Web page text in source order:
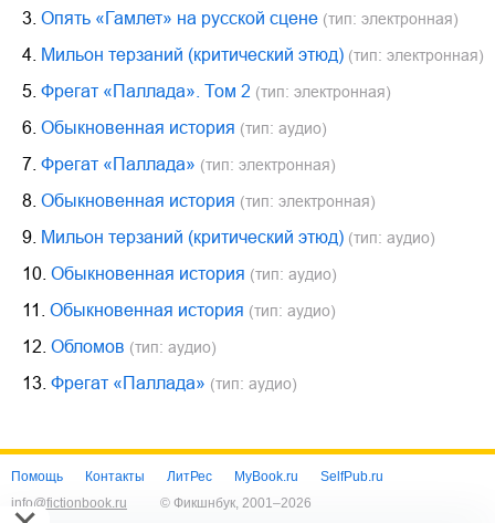
3. Опять «Гамлет» на русской сцене (тип: электронная)
4. Мильон терзаний (критический этюд) (тип: электронная)
5. Фрегат «Паллада». Том 2 (тип: электронная)
6. Обыкновенная история (тип: аудио)
7. Фрегат «Паллада» (тип: электронная)
8. Обыкновенная история (тип: электронная)
9. Мильон терзаний (критический этюд) (тип: аудио)
10. Обыкновенная история (тип: аудио)
11. Обыкновенная история (тип: аудио)
12. Обломов (тип: аудио)
13. Фрегат «Паллада» (тип: аудио)
Помощь Контакты ЛитРес MyBook.ru
SelfPub.ru
info@fictionbook.ru
© Фикшнбук, 2001–2026